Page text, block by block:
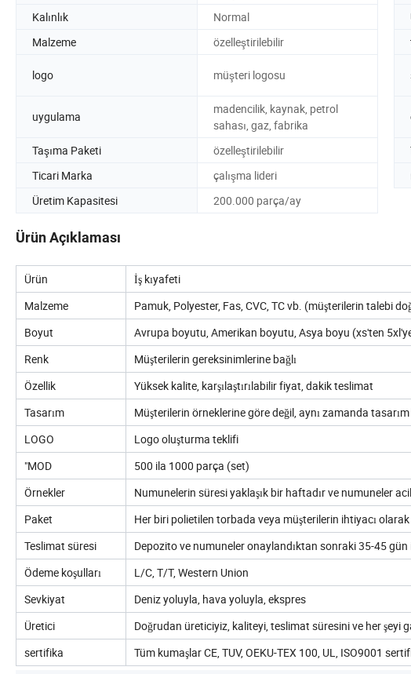
Kalınlık Normal
Malzeme
özelleştirilebilir
logo müşteri logosu
uygulama
madencilik, kaynak, petrol
sahası, gaz, fabrika
Taşıma Paketi özelleştirilebilir
Ticari Marka
çalışma lideri
Üretim Kapasitesi
200.000 parça/ay
Ürün Açıklaması
Ürün
İş kıyafeti
Malzeme
Pamuk, Polyester, Fas, CVC, TC vb. (müşterilerin talebi
Boyut
Avrupa boyutu, Amerikan boyutu, Asya boyu (xs'ten
Renk
Müşterilerin gereksinimlerine bağlı
Özellik
Yüksek kalite, karşılaştırılabilir fiyat, dakik teslimat
Tasarım
Müşterilerin örneklerine göre değil, aynı zamanda
LOGO
Logo oluşturma teklifi
"MOD
500 ila 1000 parça (set)
Örnekler
Numunelerin süresi yaklaşık bir haftadır ve numuneler
Paket
Her biri polietilen torbada veya müşterilerin ihtiyacı olarak
Teslimat süresi
Depozito ve numuneler onaylandıktan sonraki 35-45 gün
Ödeme koşulları
L/C, T/T, Western Union
Sevkiyat
Deniz yoluyla, hava yoluyla, ekspres
Üretici
Doğrudan üreticiyiz, kaliteyi, teslimat süresini ve her şeyi
sertifika
Tüm kumaşlar CE, TUV, OEKU-TEX 100, UL, ISO9001